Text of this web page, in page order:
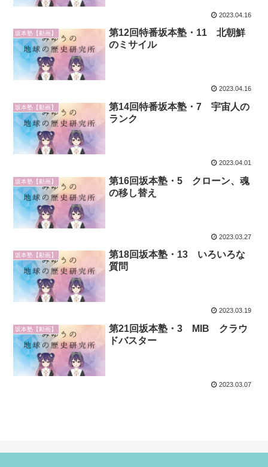
2023.04.16
坂本塾【動画】
第12回特番坂本塾・11 北朝鮮
のミサイル
2023.04.16
坂本塾【動画】
第14回特番坂本塾・7 宇宙人の
ランク
2023.04.01
坂本塾【動画】
第16回坂本塾・5 クローン、魂
の移し替え
2023.03.27
坂本塾【動画】
第18回坂本塾・13 いろいろな
質問
2023.03.19
坂本塾【動画】
第21回坂本塾・3 MIB クラウ
ドバスター
2023.03.07